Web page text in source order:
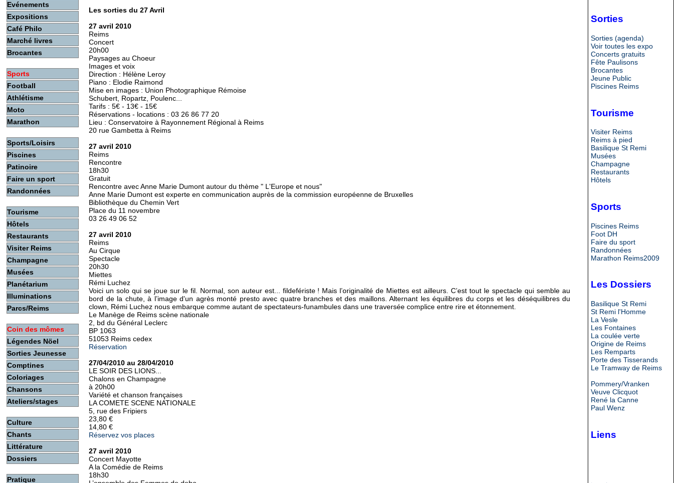
Evénements
Expositions
Café Philo
Marché livres
Brocantes
Sports
Football
Athlétisme
Moto
Marathon
Sports/Loisirs
Piscines
Patinoire
Faire un sport
Randonnées
Tourisme
Hôtels
Restaurants
Visiter Reims
Champagne
Musées
Planétarium
Illuminations
Parcs/Reims
Coin des mômes
Légendes Nöel
Sorties Jeunesse
Comptines
Coloriages
Chansons
Ateliers/stages
Culture
Chants
Littérature
Dossiers
Pratique
Les sorties du 27 Avril
27 avril 2010
Reims
Concert
20h00
Paysages au Choeur
Images et voix
Direction : Hélène Leroy
Piano : Elodie Raimond
Mise en images : Union Photographique Rémoise
Schubert, Ropartz, Poulenc...
Tarifs : 5€ - 13€ - 15€
Réservations - locations : 03 26 86 77 20
Lieu : Conservatoire à Rayonnement Régional à Reims
20 rue Gambetta à Reims
27 avril 2010
Reims
Rencontre
18h30
Gratuit
Rencontre avec Anne Marie Dumont autour du thème " L'Europe et nous"
Anne Marie Dumont est experte en communication auprès de la commission européenne de Bruxelles
Bibliothèque du Chemin Vert
Place du 11 novembre
03 26 49 06 52
27 avril 2010
Reims
Au Cirque
Spectacle
20h30
Miettes
Rémi Luchez
Voici un solo qui se joue sur le fil. Normal, son auteur est... fildefériste ! Mais l’originalité de Miettes est ailleurs. C’est tout le spectacle qui semble au
bord de la chute, à l’image d'un agrès monté presto avec quatre branches et des maillons. Alternant les équilibres du corps et les déséquilibres du
clown, Rémi Luchez nous embarque comme autant de spectateurs-funambules dans une traversée complice entre rire et étonnement.
Le Manège de Reims scène nationale
2, bd du Général Leclerc
BP 1063
51053 Reims cedex
Réservation
27/04/2010 au 28/04/2010
LE SOIR DES LIONS...
Chalons en Champagne
à 20h00
Variété et chanson françaises
LA COMETE SCENE NATIONALE
5, rue des Fripiers
23,80 €
14,80 €
Réservez vos places
27 avril 2010
Concert Mayotte
A la Comédie de Reims
18h30
Sorties
Sorties (agenda)
Voir toutes les expo
Concerts gratuits
Fête Paulisons
Brocantes
Jeune Public
Piscines Reims
Tourisme
Visiter Reims
Reims à pied
Basilique St Remi
Musées
Champagne
Restaurants
Hôtels
Sports
Piscines Reims
Foot DH
Faire du sport
Randonnées
Marathon Reims2009
Les Dossiers
Basilique St Remi
St Remi l'Homme
La Vesle
Les Fontaines
La coulée verte
Origine de Reims
Les Remparts
Porte des Tisserands
Le Tramway de Reims
Pommery/Vranken
Veuve Clicquot
René la Canne
Paul Wenz
Liens